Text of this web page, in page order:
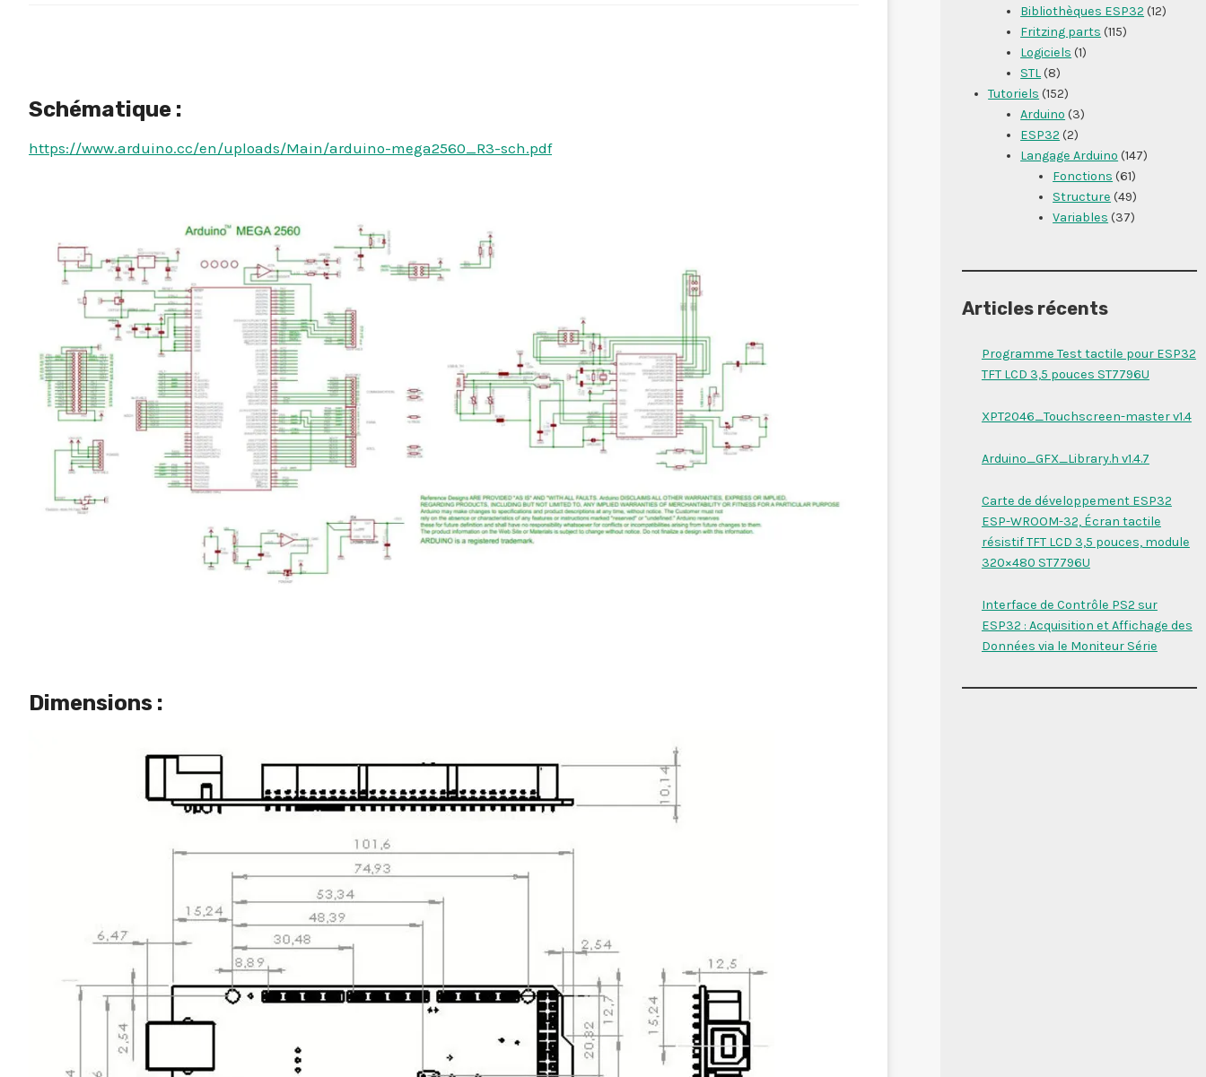
Schématique :
https://www.arduino.cc/en/uploads/Main/arduino-mega2560_R3-sch.pdf
Dimensions :
Bibliothèques ESP32 (12)
Fritzing parts (115)
Logiciels (1)
STL(8)
Tutoriels (152)
Arduino (3)
ESP32 (2)
Langage Arduino (147)
Fonctions (61)
Structure (49)
Variables (37)
Articles récents
Programme Test tactile pour ESP32
TFT LCD 3,5 pouces ST7796U
XPT2046_Touchscreen-master v1.4
Arduino_GFX_Library.h v1.4.7
Carte de développement ESP32
ESP-WROOM-32, Écran tactile
résistif TFT LCD 3,5 pouces, module
320×480 ST7796U
Interface de Contrôle PS2 sur
ESP32 : Acquisition et Affichage des
Données via le Moniteur Série